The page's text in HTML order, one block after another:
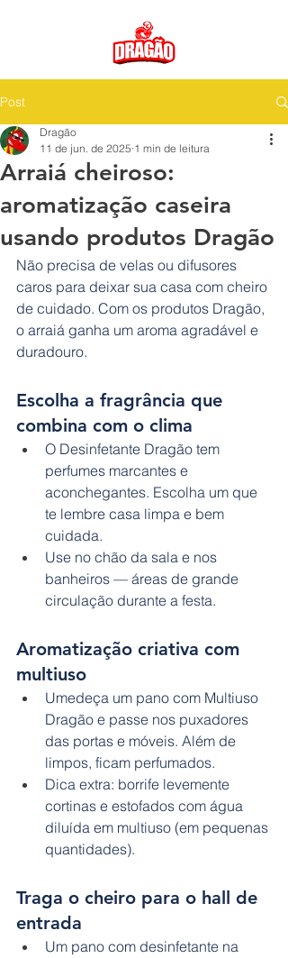
Post
Arraiá cheiroso:
aromatização caseira
usando produtos Dragão
Dragão
11 de jun. de 2025 1 min de leitura
Não precisa de velas ou difusores
caros para deixar sua casa com cheiro
de cuidado. Com os produtos Dragão,
o arraiá ganha um aroma agradável e
duradouro.
Escolha a fragrância que
combina com o clima
O Desinfetante Dragão tem
perfumes marcantes e
aconchegantes. Escolha um que
te lembre casa limpa e bem
cuidada.
Use no chão da sala e nos
banheiros — áreas de grande
circulação durante a festa.
Aromatização criativa com
multiuso
Umedeça um pano com Multiuso
Dragão e passe nos puxadores
das portas e móveis. Além de
limpos, ficam perfumados.
Dica extra: borrife levemente
cortinas e estofados com água
diluída em multiuso (em pequenas
quantidades).
Traga o cheiro para o hall de
entrada
Um pano com desinfetante na